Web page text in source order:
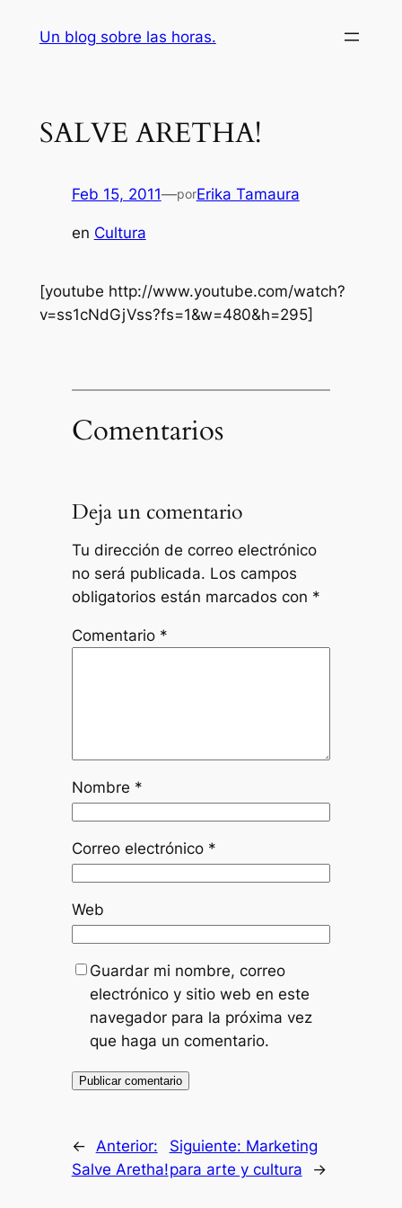
Un blog sobre las horas.
SALVE ARETHA!
Feb 15, 2011—porErika Tamaura
en Cultura
[youtube http://www.youtube.com/watch?
v=ss1cNdGjVss?fs=1&w=480&h=295]
Comentarios
Deja un comentario
Tu dirección de correo electrónico
no será publicada. Los campos
obligatorios están marcados con *
Comentario *
Nombre *
Correo electrónico *
Web
Guardar mi nombre, correo
electrónico y sitio web en este
navegador para la próxima vez
que haga un comentario.
←
Anterior:
Salve Aretha!
Siguiente: Marketing
para arte y cultura
→